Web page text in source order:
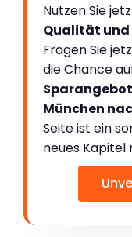
Nutzen Sie
Qualität und
Fragen Sie
die Chance
München
Seite ist ein
neues